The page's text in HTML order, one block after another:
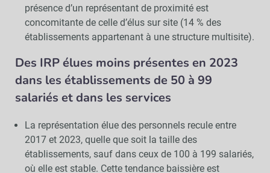
présence d’un représentant de proximité est
concomitante de celle d’élus sur site (14 % des
établissements appartenant à une structure multisite).
Des IRP élues moins présentes en 2023
dans les établissements de 50 à 99
salariés et dans les services
La représentation élue des personnels recule entre
2017 et 2023, quelle que soit la taille des
établissements, sauf dans ceux de 100 à 199 salariés,
où elle est stable. Cette tendance baissière est